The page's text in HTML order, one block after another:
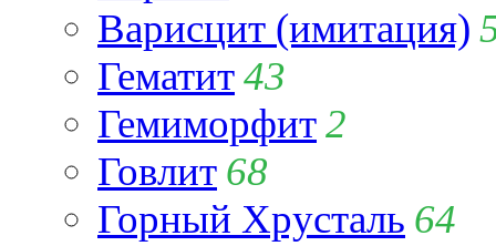
Варисцит (имитация)
Гематит43
Гемиморфит2
Говлит 68
Горный Хрусталь 64